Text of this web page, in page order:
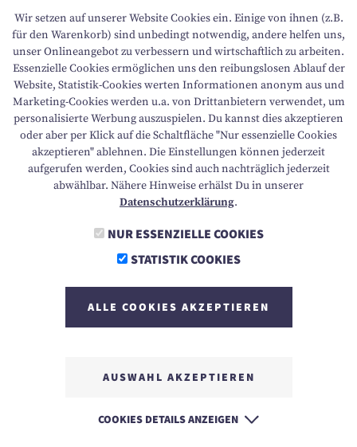
AKTIVITÄTEN | KROATIEN
DIE CREW
INFO & MEHR
ERFAHRUNGSBERICHTE
BARRIEREFREIHEIT
M yachts@familux.com
ACI Marina Pomer, 52100 Pula, Kroatien
Wir setzen auf unserer Website Cookies ein. Einige von ihnen (z.B.
für den Warenkorb) sind unbedingt notwendig, andere helfen uns,
unser Onlineangebot zu verbessern und wirtschaftlich zu arbeiten.
Essenzielle Cookies ermöglichen uns den reibungslosen Ablauf der
Website, Statistik-Cookies werten Informationen anonym aus und
Marketing-Cookies werden u.a. von Drittanbietern verwendet, um
personalisierte Werbung auszuspielen. Du kannst dies akzeptieren
oder aber per Klick auf die Schaltfläche "Nur essenzielle Cookies
akzeptieren" ablehnen. Die Einstellungen können jederzeit
aufgerufen werden, Cookies sind auch nachträglich jederzeit
abwählbar. Nähere Hinweise erhälst Du in unserer
Datenschutzerklärung.
NUR ESSENZIELLE COOKIES
STATISTIK COOKIES
ALLE COOKIES AKZEPTIEREN
AUSWAHL AKZEPTIEREN
COOKIES DETAILS ANZEIGEN